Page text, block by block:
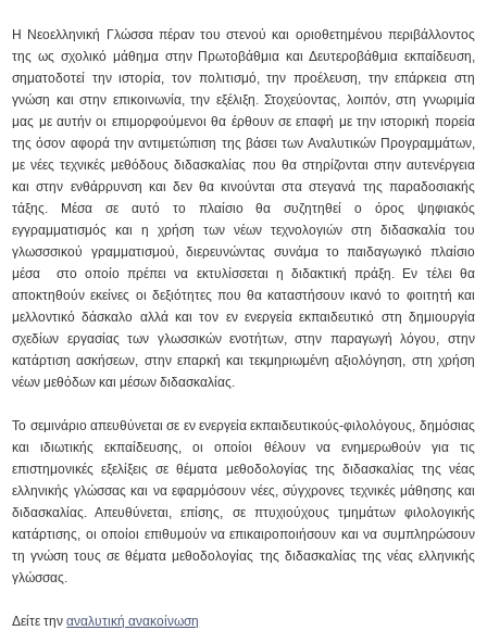
Η Νεοελληνική Γλώσσα πέραν του στενού και οριοθετημένου περιβάλλοντος
της ως σχολικό μάθημα στην Πρωτοβάθμια και Δευτεροβάθμια εκπαίδευση,
σηματοδοτεί την ιστορία, τον πολιτισμό, την προέλευση, την επάρκεια στη
γνώση και στην επικοινωνία, την εξέλιξη. Στοχεύοντας, λοιπόν, στη γνωριμία
μας με αυτήν οι επιμορφούμενοι θα έρθουν σε επαφή με την ιστορική πορεία
της όσον αφορά την αντιμετώπιση της βάσει των Αναλυτικών Προγραμμάτων,
με νέες τεχνικές μεθόδους διδασκαλίας που θα στηρίζονται στην αυτενέργεια
και στην ενθάρρυνση και δεν θα κινούνται στα στεγανά της παραδοσιακής
τάξης. Μέσα σε αυτό το πλαίσιο θα συζητηθεί ο όρος ψηφιακός
εγγραμματισμός και η χρήση των νέων τεχνολογιών στη διδασκαλία του
γλωσσσικού γραμματισμού, διερευνώντας συνάμα το παιδαγωγικό πλαίσιο
μέσα στο οποίο πρέπει να εκτυλίσσεται η διδακτική πράξη. Εν τέλει θα
αποκτηθούν εκείνες οι δεξιότητες που θα καταστήσουν ικανό το φοιτητή και
μελλοντικό δάσκαλο αλλά και τον εν ενεργεία εκπαιδευτικό στη δημιουργία
σχεδίων εργασίας των γλωσσικών ενοτήτων, στην παραγωγή λόγου, στην
κατάρτιση ασκήσεων, στην επαρκή και τεκμηριωμένη αξιολόγηση, στη χρήση
νέων μεθόδων και μέσων διδασκαλίας.
Το σεμινάριο απευθύνεται σε εν ενεργεία εκπαιδευτικούς-φιλολόγους, δημόσιας
και ιδιωτικής εκπαίδευσης, οι οποίοι θέλουν να ενημερωθούν για τις
επιστημονικές εξελίξεις σε θέματα μεθοδολογίας της διδασκαλίας της νέας
ελληνικής γλώσσας και να εφαρμόσουν νέες, σύγχρονες τεχνικές μάθησης και
διδασκαλίας. Απευθύνεται, επίσης, σε πτυχιούχους τμημάτων φιλολογικής
κατάρτισης, οι οποίοι επιθυμούν να επικαιροποιήσουν και να συμπληρώσουν
τη γνώση τους σε θέματα μεθοδολογίας της διδασκαλίας της νέας ελληνικής
γλώσσας.
Δείτε τηναναλυτική ανακοίνωση